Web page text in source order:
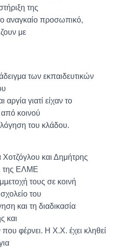
της
αναγκαίο προσωπικό,
με
των εκπαιδευτικών
αργία γιατί είχαν το
κοινού
του κλάδου.
Χοτζόγλου και Δημήτρης
της ΕΛΜΕ
τους σε κοινή
του
και τη διαδικασία
και
φέρνει. Η Χ.Χ. έχει κληθεί